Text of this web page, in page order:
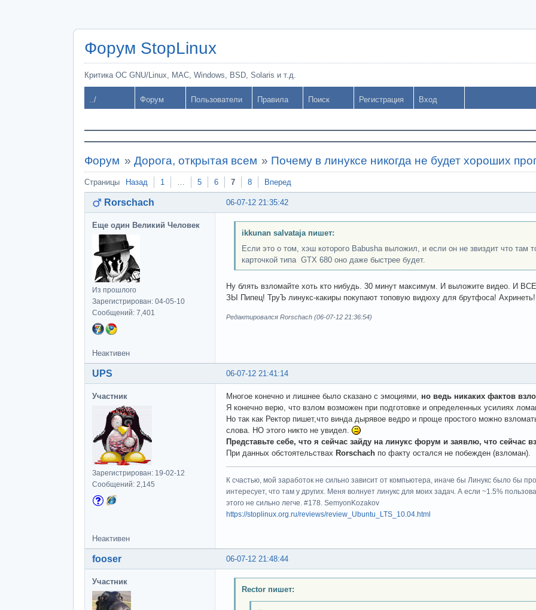
Форум StopLinux
Критика ОС GNU/Linux, MAC, Windows, BSD, Solaris и т.д.
../ Форум Пользователи Правила Поиск Регистрация Вход
Форум » Дорога, открытая всем » Почему в линуксе никогда не будет хороших
Страницы Назад 1 … 5 6 7 8 Вперед
06-07-12 21:35:42
Rorschach
Еще один Великий Человек
Из прошлого
Зарегистрирован: 04-05-10
Сообщений: 7,401
ikkunan salvataja пишет:
Если это о том, хэш которого Babusha выложил, и если он не звиздит что там
карточкой типа GTX 680 оно даже быстрее будет.
Ну блять взломайте хоть кто нибудь. 30 минут максимум. И выложите видео. И
ЗЫ Пипец! ТруЪ линукс-какиры покупают топовую видюху для брутфоса! Ахринеть!
Редактировался Rorschach (06-07-12 21:36:54)
Неактивен
06-07-12 21:41:14
UPS
Участник
Зарегистрирован: 19-02-12
Сообщений: 2,145
Многое конечно и лишнее было сказано с эмоциями, но ведь никаких фактов
Я конечно верю, что взлом возможен при подготовке и определенных усилиях
Но так как Ректор пишет,что винда дырявое ведро и проще простого можно
слова. НО этого никто не увидел.
Представьте себе, что я сейчас зайду на линукс форум и заявлю, что сейчас
При данных обстоятельствах Rorschach по факту остался не побежден (взломан).
К счастью, мой заработок не сильно зависит от компьютера, иначе бы Линукс было бы
интересует, что там у других. Меня волнует линукс для моих задач. А если ~1.5%
этого не сильно легче. #178. SemyonKozakov
https://stoplinux.org.ru/reviews/review_Ubuntu_LTS_10.04.html
Неактивен
06-07-12 21:48:44
fooser
Участник
Rector пишет: